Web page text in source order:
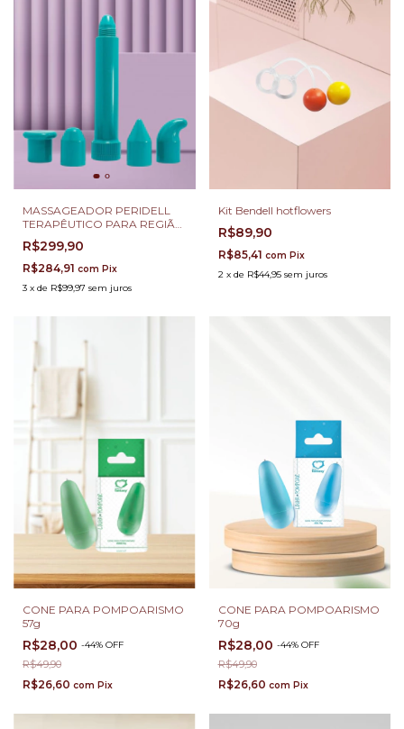
MASSAGEADOR PERIDELL
TERAPÊUTICO PARA REGIÃO
PERINEAL HOT FLOWERS
R$299,90
R$284,91 com Pix
3 x de R$99,97 sem juros
Kit Bendell hotflowers
R$89,90
R$85,41 com Pix
2 x de R$44,95 sem juros
CONE PARA POMPOARISMO
57g
R$28,00 -44% OFF
R$49,90
R$26,60 com Pix
CONE PARA POMPOARISMO
70g
R$28,00 -44% OFF
R$49,90
R$26,60 com Pix